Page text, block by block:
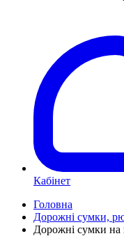
Кабінет
Головна
Дорожні сумки,
Дорожні сумки на